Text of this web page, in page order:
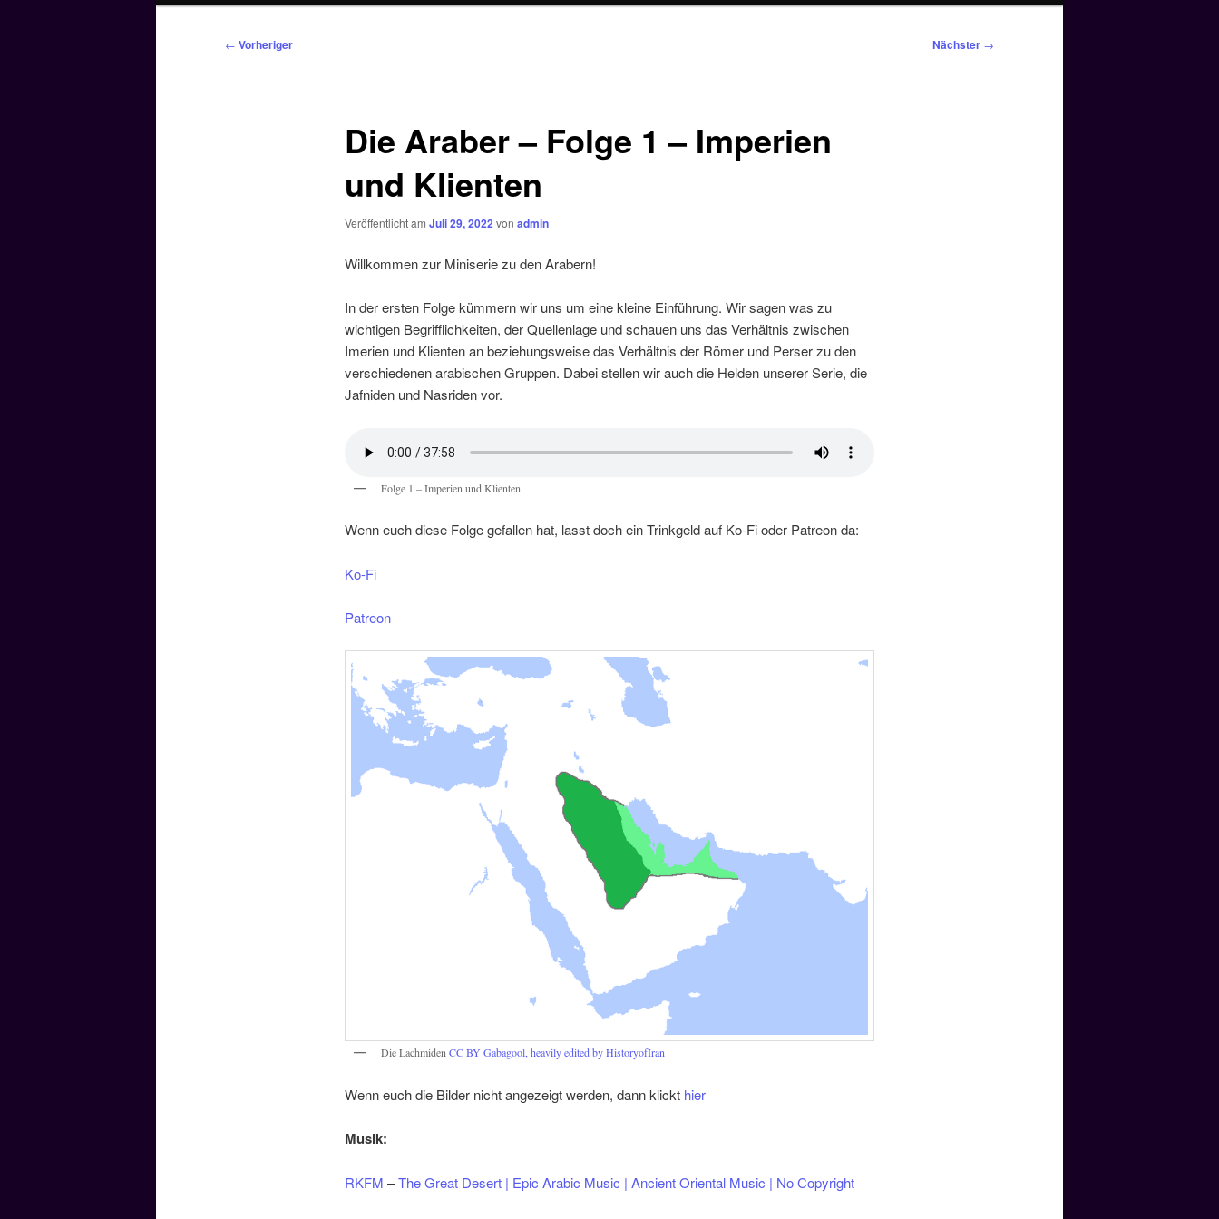
Beitragsnavigation
← Vorheriger Nächster →
Die Araber – Folge 1 – Imperien
und Klienten
Veröffentlicht am Juli 29, 2022 von admin
Willkommen zur Miniserie zu den Arabern!
In der ersten Folge kümmern wir uns um eine kleine Einführung. Wir sagen was zu
wichtigen Begrifflichkeiten, der Quellenlage und schauen uns das Verhältnis zwischen
Imerien und Klienten an beziehungsweise das Verhältnis der Römer und Perser zu den
verschiedenen arabischen Gruppen. Dabei stellen wir auch die Helden unserer Serie, die
Jafniden und Nasriden vor.
Folge 1 – Imperien und Klienten
Wenn euch diese Folge gefallen hat, lasst doch ein Trinkgeld auf Ko-Fi oder Patreon da:
Ko-Fi
Patreon
Die LachmidenCC BY Gabagool, heavily edited by HistoryofIran
Wenn euch die Bilder nicht angezeigt werden, dann klickt hier
Musik:
RKFM –The Great Desert | Epic Arabic Music | Ancient Oriental Music | No Copyright